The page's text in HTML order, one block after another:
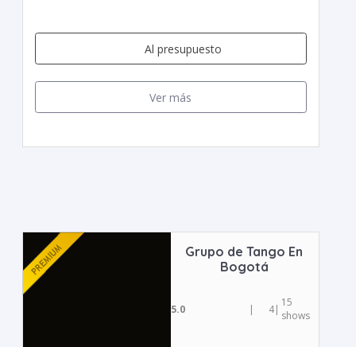
Al presupuesto
Ver más
Grupo de Tango En
Bogotá
5.0 | 4| 15
shows